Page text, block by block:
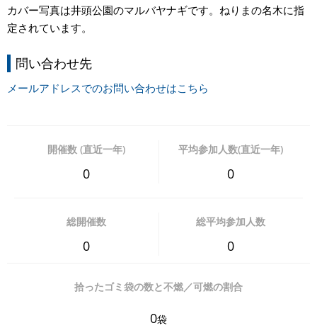
カバー写真は井頭公園のマルバヤナギです。ねりまの名木に指
定されています。
問い合わせ先
メールアドレスでのお問い合わせはこちら
開催数 (直近一年)
0
平均参加人数(直近一年)
0
総開催数
0
総平均参加人数
0
拾ったゴミ袋の数と不燃／可燃の割合
0袋